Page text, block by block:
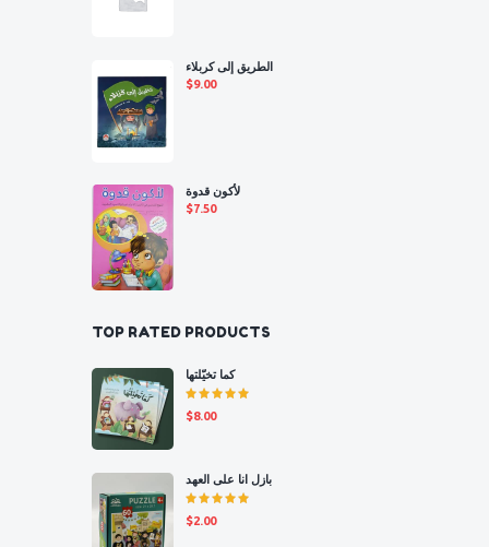
الطريق إلى كربلاء
$9.00
لأكون قدوة
$7.50
TOP RATED PRODUCTS
كما تخيّلتها
Rated
5.00out
$8.00
بازل انا على العهد
5.00out
$2.00